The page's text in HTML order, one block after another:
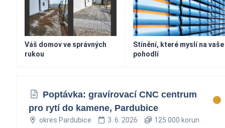
Váš domov ve správných
rukou
Stínění, které myslí na vaše
pohodlí
Poptávka: gravírovací CNC centrum
pro rytí do kamene, Pardubice
okres Pardubice 3. 6. 2026 125 000 korun